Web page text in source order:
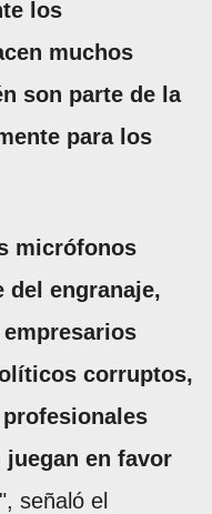
los
muchos
son parte de la
para los
micrófonos
del engranaje,
corruptos,
en favor
", señaló el